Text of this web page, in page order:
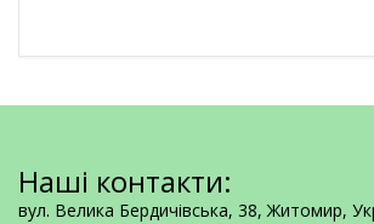
Наші контакти:
вул. Велика Бердичівська, 38, Житомир,